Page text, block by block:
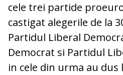
cele trei partide
castigat alegerile de la
Partidul Liberal
Democrat si Partidul
in cele din urma au dus